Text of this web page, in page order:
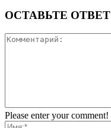
ОСТАВЬТЕ ОТВЕТ
Please enter your comment!